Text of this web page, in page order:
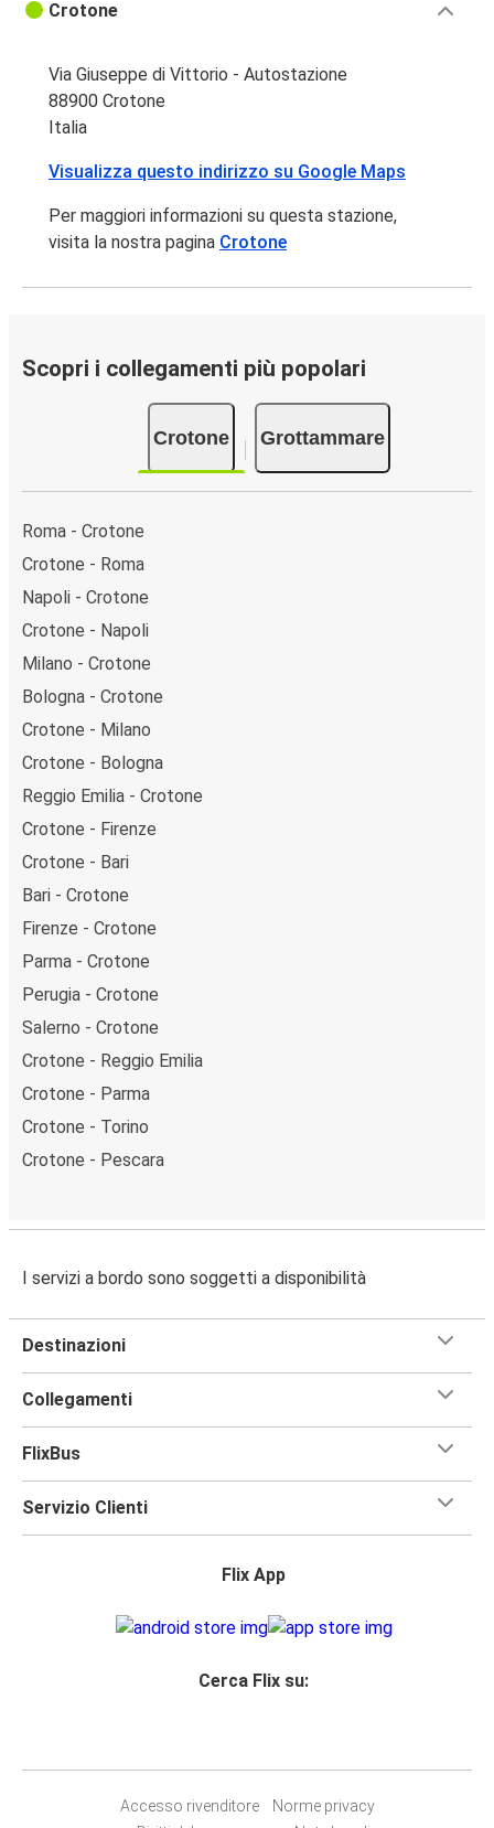
Crotone
Via Giuseppe di Vittorio - Autostazione
88900 Crotone
Italia
Visualizza questo indirizzo su Google Maps
Per maggiori informazioni su questa stazione,
visita la nostra pagina Crotone
Scopri i collegamenti più popolari
Crotone Grottammare
Roma - Crotone
Crotone - Roma
Napoli - Crotone
Crotone - Napoli
Milano - Crotone
Bologna - Crotone
Crotone - Milano
Crotone - Bologna
Reggio Emilia - Crotone
Crotone - Firenze
Crotone - Bari
Bari - Crotone
Firenze - Crotone
Parma - Crotone
Perugia - Crotone
Salerno - Crotone
Crotone - Reggio Emilia
Crotone - Parma
Crotone - Torino
Crotone - Pescara
I servizi a bordo sono soggetti a disponibilità
Destinazioni
Collegamenti
FlixBus
Servizio Clienti
Flix App
Cerca Flix su:
Accesso rivenditore
Norme privacy